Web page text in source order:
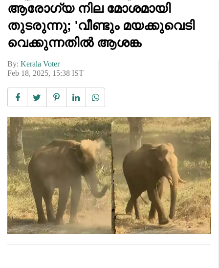
ആരോഗ്യ നില മോശമായി
തുടരുന്നു; 'വീണ്ടും മയക്കുവെടി
വെക്കുന്നതില്‍ ആശങ്ക
By: Kerala Voter
Feb 18, 2025, 15:38 IST